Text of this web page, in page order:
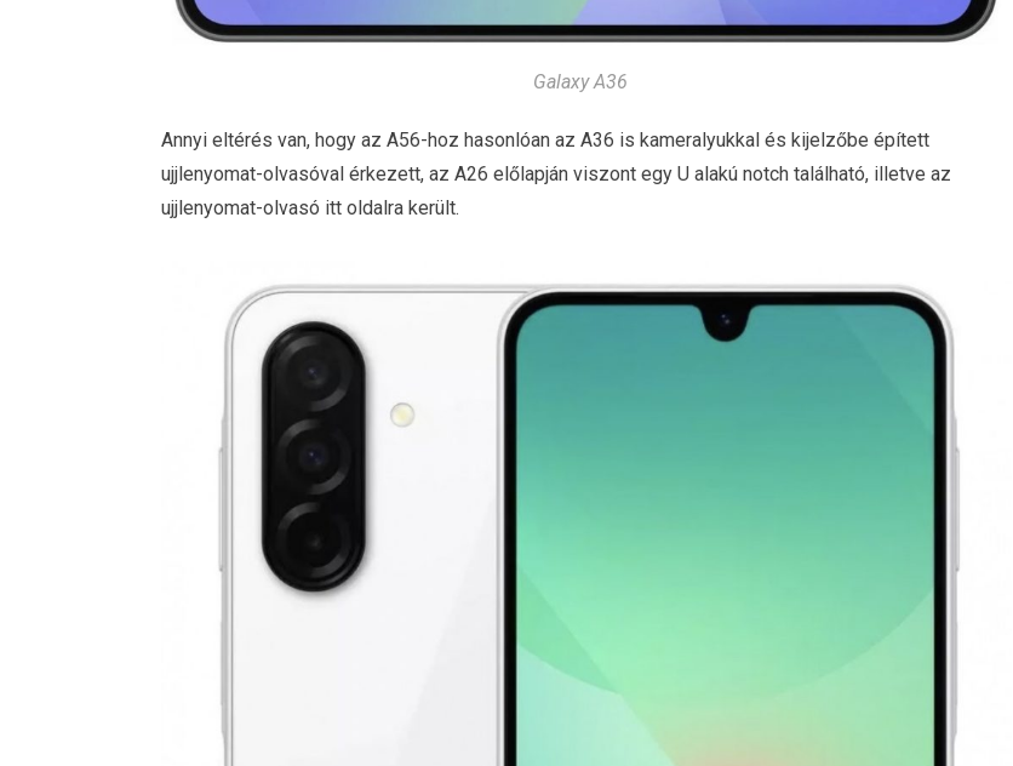
Galaxy A36
Annyi eltérés van, hogy az A56-hoz hasonlóan az A36 is kameralyukkal és kijelzőbe épített
ujjlenyomat-olvasóval érkezett, az A26 előlapján viszont egy U alakú notch található, illetve az
ujjlenyomat-olvasó itt oldalra került.